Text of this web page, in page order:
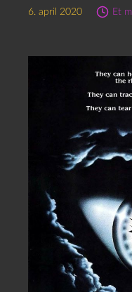
6. april 2020 Et